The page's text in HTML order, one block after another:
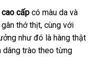
hành
cấp có màu da hàng
Hiệu
và
thớ thịtđịa
chỉ
, cùng gần
nhất
với
như đó là hàng thật
dâng trào theo từng